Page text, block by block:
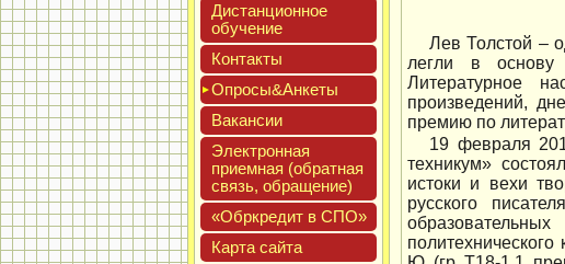
Дис­танци­он­ное
обу­чение
Кон­такты
Опро­сы&Анке­ты
Вакан­сии
Элек­трон­ная
при­ем­ная (об­ратная
связь, об­ра­щение)
«Обркре­дит в СПО»
Кар­та сай­та
Лев Толстой –
легли в основу
Литературное
произведений,
премию по
19 февраля
техникум»
истоки и вехи
русского